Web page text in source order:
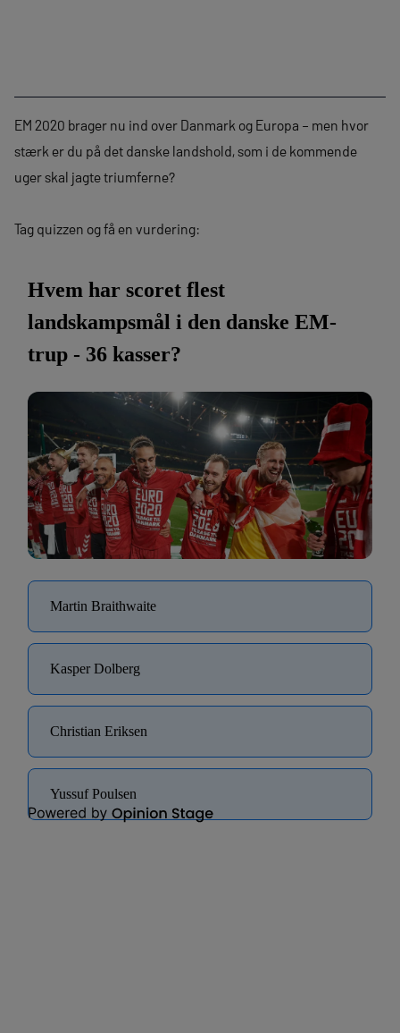
EM 2020 brager nu ind over Danmark og Europa – men hvor
stærk er du på det danske landshold, som i de kommende
uger skal jagte triumferne?
Tag quizzen og få en vurdering: